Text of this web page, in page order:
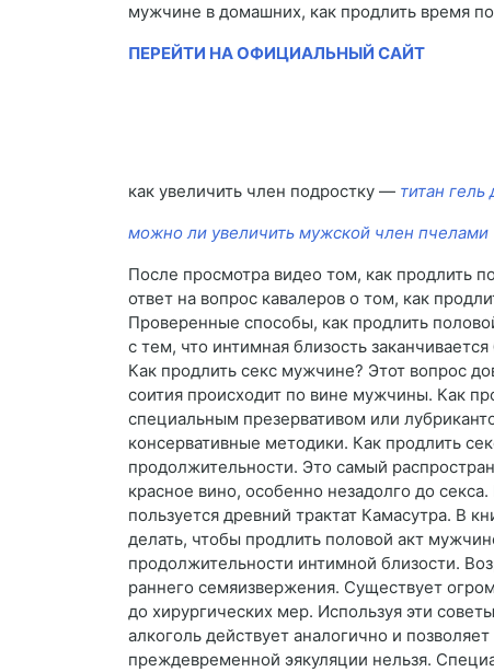
мужчине в домашних, как продлить время
ПЕРЕЙТИ НА ОФИЦИАЛЬНЫЙ САЙТ
как увеличить член подростку — титан
можно ли увеличить мужской член пчелами
После просмотра видео том, как продлить
ответ на вопрос кавалеров о том, как
Проверенные способы, как продлить
с тем, что интимная близость
Как продлить секс мужчине? Этот вопрос
соития происходит по вине мужчины. Как
специальным презервативом или
консервативные методики. Как продлить
продолжительности. Это самый
красное вино, особенно незадолго до
пользуется древний трактат Камасутра. В
делать, чтобы продлить половой акт
продолжительности интимной близости.
раннего семяизвержения. Существует
до хирургических мер. Используя эти
алкоголь действует аналогично и
преждевременной эякуляции нельзя.